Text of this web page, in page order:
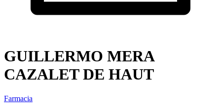
GUILLERMO MERA
CAZALET DE HAUT
Farmacia